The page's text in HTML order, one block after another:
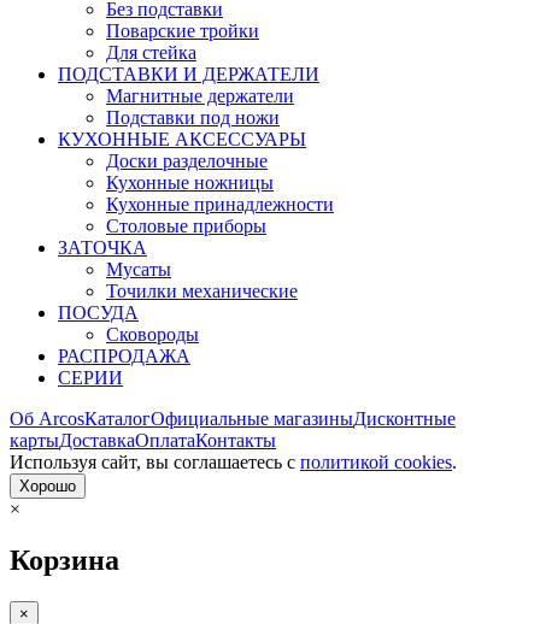
Без подставки
Поварские тройки
Для стейка
ПОДСТАВКИ И ДЕРЖАТЕЛИ
Магнитные держатели
Подставки под ножи
КУХОННЫЕ АКСЕССУАРЫ
Доски разделочные
Кухонные ножницы
Кухонные принадлежности
Столовые приборы
ЗАТОЧКА
Мусаты
Точилки механические
ПОСУДА
Сковороды
РАСПРОДАЖА
СЕРИИ
Об ArcosКаталогОфициальные магазиныДисконтные
картыДоставкаОплатаКонтакты
Используя сайт, вы согла­шаетесь с политикой cookies.
Хорошо
×
Корзина
×